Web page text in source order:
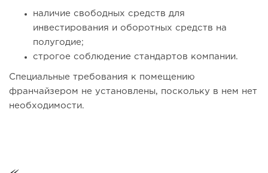
Coffee Way приступил к масштабированию собственной
модели производства...
наличие свободных средств для
инвестирования и оборотных средств на
полугодие;
строгое соблюдение стандартов компании.
Специальные требования к помещению
франчайзером не установлены, поскольку в нем нет
необходимости.